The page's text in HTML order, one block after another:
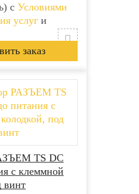
с Условиями
услуг и
TS DC
с клеммной
винт